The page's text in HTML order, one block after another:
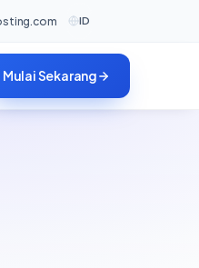
ID
Mulai Sekarang